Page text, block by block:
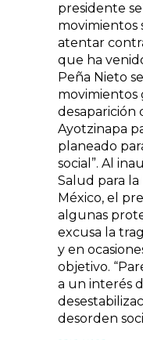
presidente
movimientos
atentar
que ha
Peña Nieto
movimientos
desaparición
Ayotzinapa
planeado
social”. Al
Salud para
México, el
algunas
excusa la
y en
objetivo.
a un interés
desorden